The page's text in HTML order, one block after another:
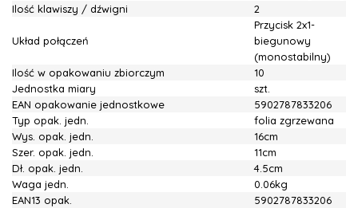
Ilość klawiszy / dźwigni
2
Układ połączeń
Przycisk 2x1-
biegunowy
(monostabilny)
Ilość w opakowaniu zbiorczym
10
Jednostka miary
szt.
EAN opakowanie jednostkowe
5902787833206
Typ opak. jedn.
folia zgrzewana
Wys. opak. jedn.
16cm
Szer. opak. jedn.
11cm
Dł. opak. jedn.
4.5cm
Waga jedn.
0.06kg
EAN13 opak.
5902787833206